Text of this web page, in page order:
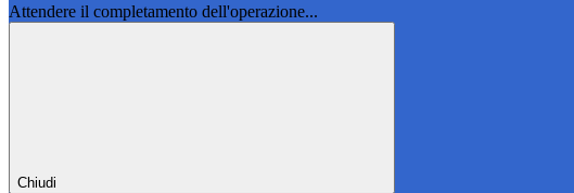
Attendere il completamento dell'operazione...
Chiudi